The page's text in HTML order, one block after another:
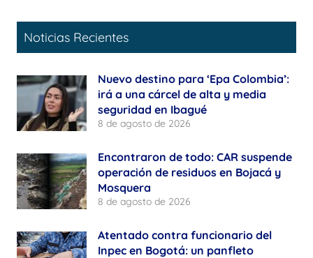
Noticias Recientes
Nuevo destino para ‘Epa Colombia’:
irá a una cárcel de alta y media
seguridad en Ibagué
8 de agosto de 2026
Encontraron de todo: CAR suspende
operación de residuos en Bojacá y
Mosquera
8 de agosto de 2026
Atentado contra funcionario del
Inpec en Bogotá: un panfleto